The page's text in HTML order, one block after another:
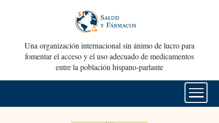
Una organización internacional sin ánimo de lucro para
fomentar el acceso y el uso adecuado de medicamentos
entre la población hispano-parlante